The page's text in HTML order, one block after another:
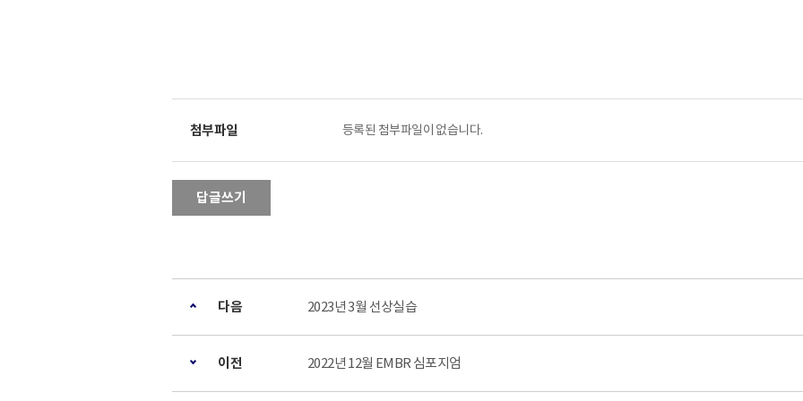
등록된 첨부파일이 없습니다.
답글쓰기
다음 2023년 3월 선상실습
이전 2022년 12월 EMBR 심포지엄